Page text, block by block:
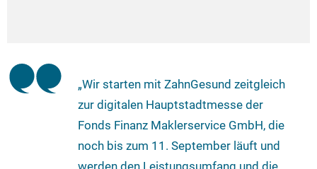
„Wir starten mit ZahnGesund zeitgleich
zur digitalen Hauptstadtmesse der
Fonds Finanz Maklerservice GmbH, die
noch bis zum 11. September läuft und
werden den Leistungsumfang und die